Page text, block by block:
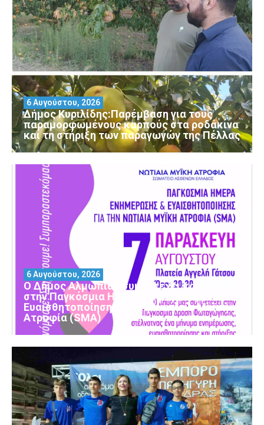
Δήμος Κυριλίδης:Παρέμβαση για τους
παραμορφωμένους καρπούς στα ροδάκινα
και τη στήριξη των παραγωγών της Πέλλας
6 Αυγούστου, 2026
Ο Δήμος Αλμωπίας συμμετέχει και φέτος
στην Παγκόσμια Ημέρα Ενημέρωσης και
Ευαισθητοποίησης για τη Νωτιαία Μυϊκή
Ατροφία (SMA)
6 Αυγούστου, 2026